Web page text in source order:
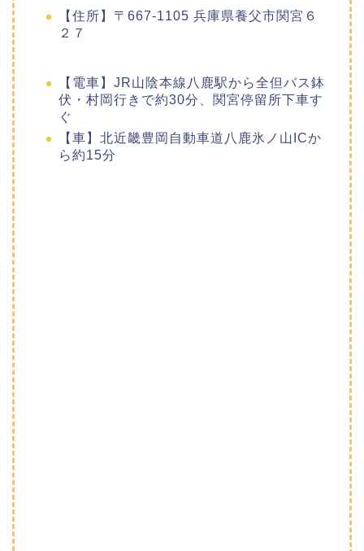
【住所】〒667-1105 兵庫県養父市関宮６
２７
【電車】JR山陰本線八鹿駅から全但バス鉢
伏・村岡行きで約30分、関宮停留所下車す
ぐ
【車】北近畿豊岡自動車道八鹿氷ノ山ICか
ら約15分